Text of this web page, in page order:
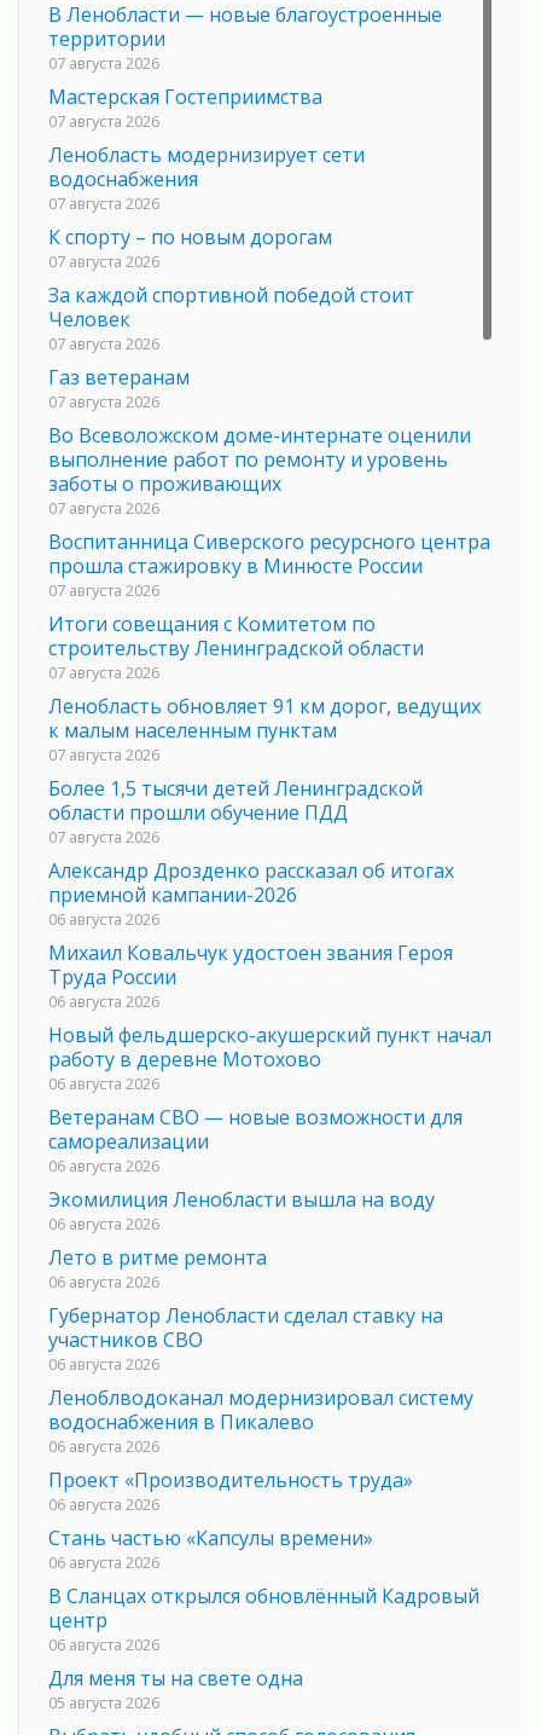
В Ленобласти — новые благоустроенные
территории
07 августа 2026
Мастерская Гостеприимства
07 августа 2026
Ленобласть модернизирует сети
водоснабжения
07 августа 2026
К спорту – по новым дорогам
07 августа 2026
За каждой спортивной победой стоит
Человек
07 августа 2026
Газ ветеранам
07 августа 2026
Во Всеволожском доме-интернате оценили
выполнение работ по ремонту и уровень
заботы о проживающих
07 августа 2026
Воспитанница Сиверского ресурсного центра
прошла стажировку в Минюсте России
07 августа 2026
Итоги совещания с Комитетом по
строительству Ленинградской области
07 августа 2026
Ленобласть обновляет 91 км дорог, ведущих
к малым населенным пунктам
07 августа 2026
Более 1,5 тысячи детей Ленинградской
области прошли обучение ПДД
07 августа 2026
Александр Дрозденко рассказал об итогах
приемной кампании-2026
06 августа 2026
Михаил Ковальчук удостоен звания Героя
Труда России
06 августа 2026
Новый фельдшерско-акушерский пункт начал
работу в деревне Мотохово
06 августа 2026
Ветеранам СВО — новые возможности для
самореализации
06 августа 2026
Экомилиция Ленобласти вышла на воду
06 августа 2026
Лето в ритме ремонта
06 августа 2026
Губернатор Ленобласти сделал ставку на
участников СВО
06 августа 2026
Леноблводоканал модернизировал систему
водоснабжения в Пикалево
06 августа 2026
Проект «Производительность труда»
06 августа 2026
Стань частью «Капсулы времени»
06 августа 2026
В Сланцах открылся обновлённый Кадровый
центр
06 августа 2026
Для меня ты на свете одна
05 августа 2026